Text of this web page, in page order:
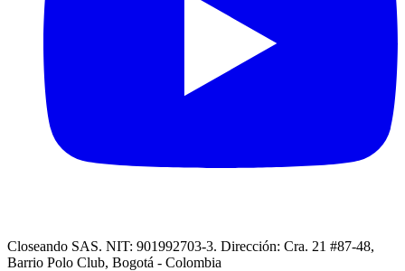
Closeando SAS. NIT: 901992703-3. Dirección: Cra. 21 #87-48,
Barrio Polo Club, Bogotá - Colombia